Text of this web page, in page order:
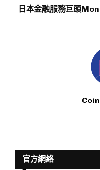
日本金融服務巨頭
官方網絡